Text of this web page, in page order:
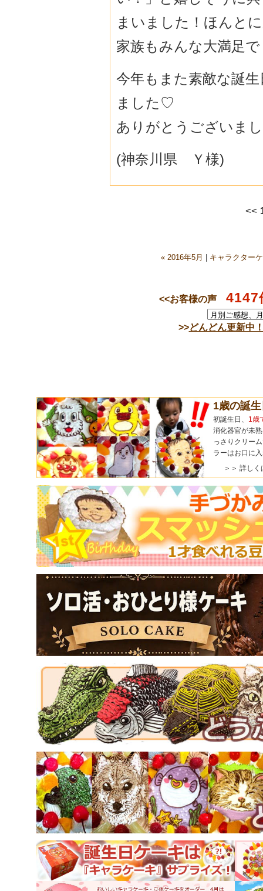
まいました！ほんと
家族もみんな大満足
今年もまた素敵な誕
ました♡
ありがとうございま
(神奈川県 Ｙ様)
<<
« 2016年5月 キャラクター
<<お客様の声 4147
>>どんどん更新中
1歳の誕
初誕生日、 1歳
消化器官が未
っさりクリー
ラーはお口に
＞＞ 詳しく